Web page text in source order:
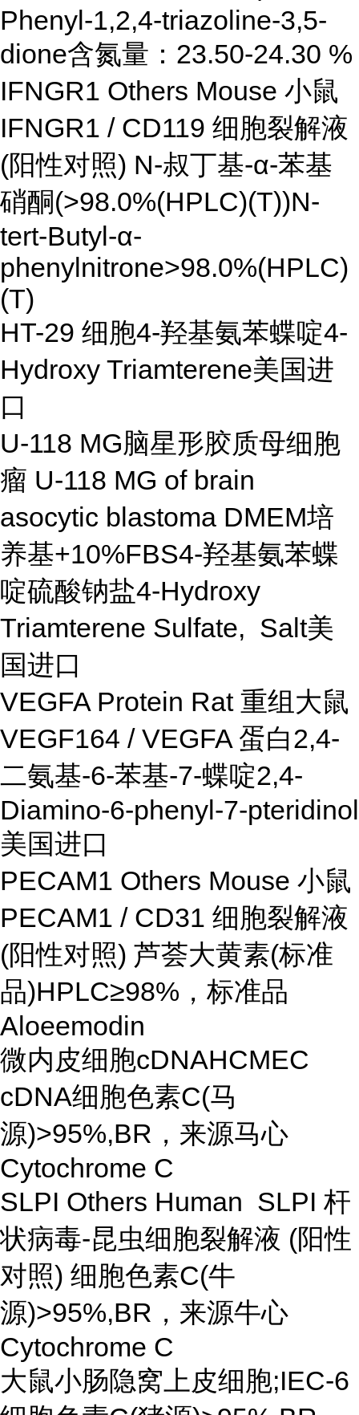
Phenyl-1,2,4-triazoline-3,5-
dione含氮量：23.50-24.30 %
IFNGR1 Others Mouse 小鼠
IFNGR1 / CD119 细胞裂解液
(阳性对照) N-叔丁基-α-苯基
硝酮(>98.0%(HPLC)(T))N-
tert-Butyl-α-
phenylnitrone>98.0%(HPLC)
(T)
HT-29 细胞4-羟基氨苯蝶啶4-
Hydroxy Triamterene美国进
口
U-118 MG脑星形胶质母细胞
瘤 U-118 MG of brain
asocytic blastoma DMEM培
养基+10%FBS4-羟基氨苯蝶
啶硫酸钠盐4-Hydroxy
Triamterene Sulfate, Salt美
国进口
VEGFA Protein Rat 重组大鼠
VEGF164 / VEGFA 蛋白2,4-
二氨基-6-苯基-7-蝶啶2,4-
Diamino-6-phenyl-7-pteridinol
美国进口
PECAM1 Others Mouse 小鼠
PECAM1 / CD31 细胞裂解液
(阳性对照) 芦荟大黄素(标准
品)HPLC≥98%，标准品
Aloeemodin
微内皮细胞cDNAHCMEC
cDNA细胞色素C(马
源)>95%,BR，来源马心
Cytochrome C
SLPI Others Human SLPI 杆
状病毒-昆虫细胞裂解液 (阳性
对照) 细胞色素C(牛
源)>95%,BR，来源牛心
Cytochrome C
大鼠小肠隐窝上皮细胞;IEC-6